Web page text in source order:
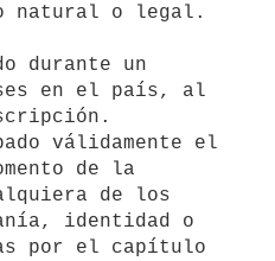
natural o legal.
durante un
en el país, al
válidamente el
de la
identidad o